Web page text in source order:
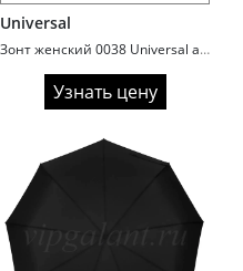
Universal
Зонт женский 0038 Universal автомат сатин
Узнать цену